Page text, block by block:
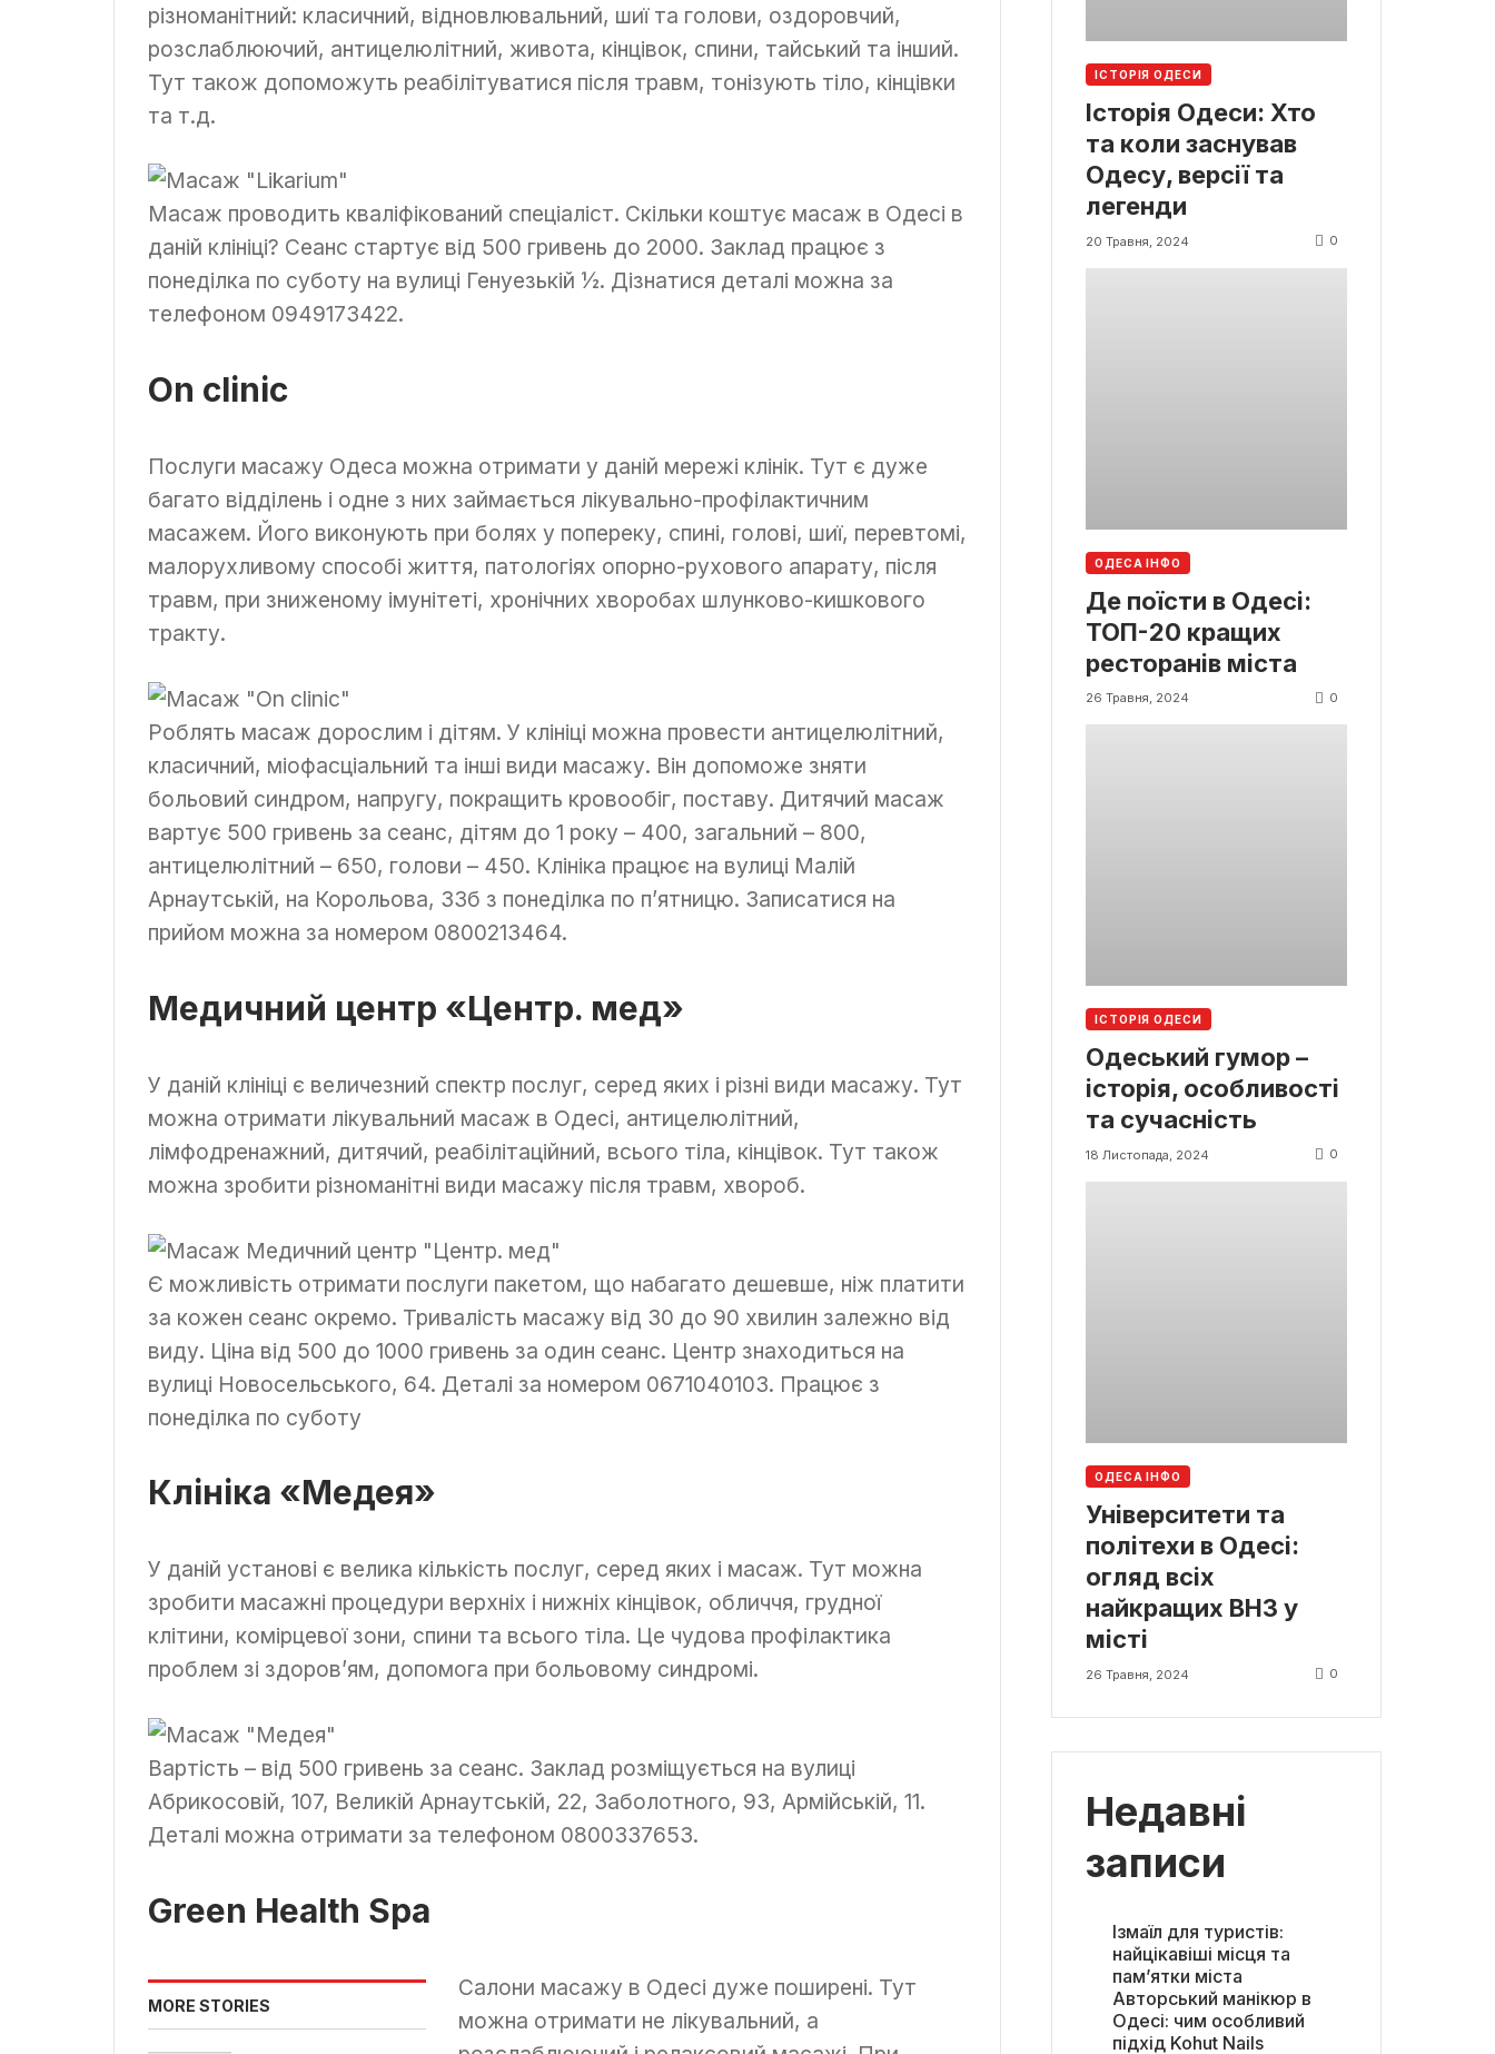
різноманітний: класичний, відновлювальний, шиї та голови, оздоровчий,
розслаблюючий, антицелюлітний, живота, кінцівок, спини, тайський та інший.
Тут також допоможуть реабілітуватися після травм, тонізують тіло, кінцівки
та т.д.
Масаж проводить кваліфікований спеціаліст. Скільки коштує масаж в Одесі в
даній клініці? Сеанс стартує від 500 гривень до 2000. Заклад працює з
понеділка по суботу на вулиці Генуезькій ½. Дізнатися деталі можна за
телефоном 0949173422.
On clinic
Послуги масажу Одеса можна отримати у даній мережі клінік. Тут є дуже
багато відділень і одне з них займається лікувально-профілактичним
масажем. Його виконують при болях у попереку, спині, голові, шиї, перевтомі,
малорухливому способі життя, патологіях опорно-рухового апарату, після
травм, при зниженому імунітеті, хронічних хворобах шлунково-кишкового
тракту.
Роблять масаж дорослим і дітям. У клініці можна провести антицелюлітний,
класичний, міофасціальний та інші види масажу. Він допоможе зняти
больовий синдром, напругу, покращить кровообіг, поставу. Дитячий масаж
вартує 500 гривень за сеанс, дітям до 1 року – 400, загальний – 800,
антицелюлітний – 650, голови – 450. Клініка працює на вулиці Малій
Арнаутській, на Корольова, 33б з понеділка по п’ятницю. Записатися на
прийом можна за номером 0800213464.
Медичний центр «Центр. мед»
У даній клініці є величезний спектр послуг, серед яких і різні види масажу. Тут
можна отримати лікувальний масаж в Одесі, антицелюлітний,
лімфодренажний, дитячий, реабілітаційний, всього тіла, кінцівок. Тут також
можна зробити різноманітні види масажу після травм, хвороб.
Є можливість отримати послуги пакетом, що набагато дешевше, ніж платити
за кожен сеанс окремо. Тривалість масажу від 30 до 90 хвилин залежно від
виду. Ціна від 500 до 1000 гривень за один сеанс. Центр знаходиться на
вулиці Новосельського, 64. Деталі за номером 0671040103. Працює з
понеділка по суботу
Клініка «Медея»
У даній установі є велика кількість послуг, серед яких і масаж. Тут можна
зробити масажні процедури верхніх і нижніх кінцівок, обличчя, грудної
клітини, комірцевої зони, спини та всього тіла. Це чудова профілактика
проблем зі здоров’ям, допомога при больовому синдромі.
Вартість – від 500 гривень за сеанс. Заклад розміщується на вулиці
Абрикосовій, 107, Великій Арнаутській, 22, Заболотного, 93, Армійській, 11.
Деталі можна отримати за телефоном 0800337653.
Green Health Spa
MORE STORIES
Салони масажу в Одесі дуже поширені. Тут
можна отримати не лікувальний, а
ІСТОРІЯ ОДЕСИ
Історія Одеси: Хто
та коли заснував
Одесу, версії та
легенди
20 Травня, 2024 0
ОДЕСА ІНФО
Де поїсти в Одесі:
ТОП-20 кращих
ресторанів міста
26 Травня, 2024 0
ІСТОРІЯ ОДЕСИ
Одеський гумор –
історія, особливості
та сучасність
18 Листопада, 2024 0
ОДЕСА ІНФО
Університети та
політехи в Одесі:
огляд всіх
найкращих ВНЗ у
місті
26 Травня, 2024 0
Недавні
записи
Ізмаїл для туристів:
найцікавіші місця та
пам’ятки міста
Авторський манікюр в
Одесі: чим особливий
підхід Kohut Nails